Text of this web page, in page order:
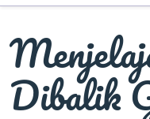
Dibalik